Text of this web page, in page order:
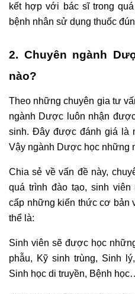
kết hợp với bác sĩ trong
bệnh nhân sử dụng thuốc
2. Chuyên ngành
nào?
Theo những chuyên gia tư
ngành Dược luôn nhận
sinh. Đây được đánh giá là
Vậy ngành Dược học những
Chia sẻ về vấn đề này,
quá trình đào tạo, sinh
cấp những kiến thức cơ bản
thể là:
Sinh viên sẽ được học
phẫu, Kỹ sinh trùng, Sinh
Sinh học di truyền, Bệnh